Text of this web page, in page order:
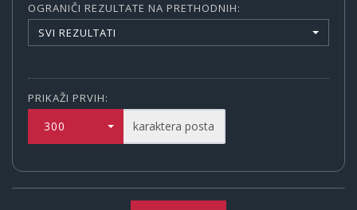
OGRANIČI REZULTATE NA PRETHODNIH:
SVI REZULTATI
PRIKAŽI PRVIH:
300 karaktera posta